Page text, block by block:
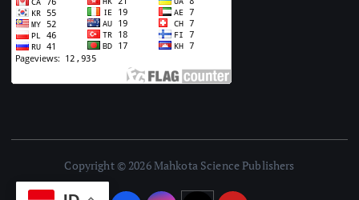
Copyright © 2026 Mahkota Science Publishers